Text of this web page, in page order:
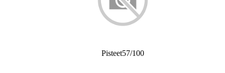
Pisteet57/100